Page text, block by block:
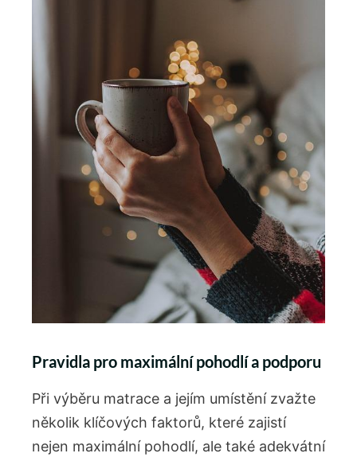
Pravidla pro maximální pohodlí a podporu
Při výběru matrace a jejím umístění zvažte
několik klíčových faktorů, které zajistí
nejen maximální pohodlí, ale také adekvátní